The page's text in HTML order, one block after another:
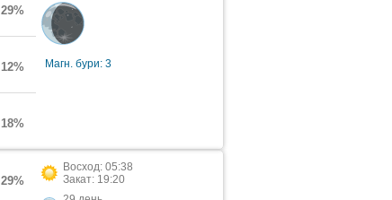
29%
12%
18%
Магн. бури: 3
29%
Восход: 05:38
Закат: 19:20